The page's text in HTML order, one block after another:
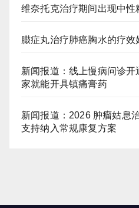
维奈托克治疗期间出现中性
臌症丸治疗肺癌胸水的疗效
新闻报道：线上慢病问诊
家就能开具镇痛膏药
新闻报道：2026 肿瘤姑息
支持纳入常规康复方案